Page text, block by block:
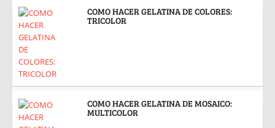
COMO HACER GELATINA DE COLORES:
TRICOLOR
COMO HACER GELATINA DE MOSAICO:
MULTICOLOR